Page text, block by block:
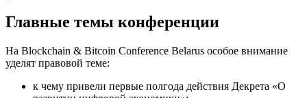
Главные темы конференции
На Blockchain & Bitcoin Conference Belarus особое внимание
уделят правовой теме:
к чему привели первые полгода действия Декрета «О